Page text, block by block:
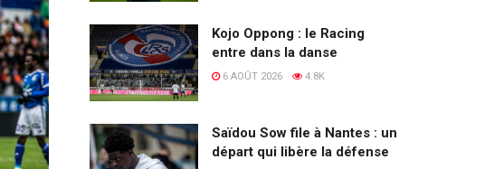
Kojo Oppong : le Racing
entre dans la danse
6 AOÛT 2026 4.8K
Saïdou Sow file à Nantes : un
départ qui libère la défense